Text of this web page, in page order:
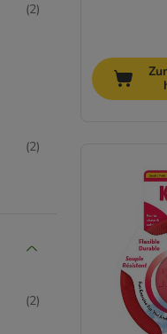
(2)
(2)
(2)